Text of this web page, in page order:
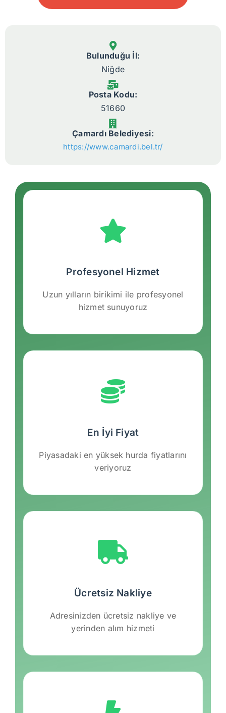
Bulunduğu İl:
Niğde
Posta Kodu:
51660
Çamardı Belediyesi:
https://www.camardi.bel.tr/
Profesyonel Hizmet
Uzun yılların birikimi ile profesyonel
hizmet sunuyoruz
En İyi Fiyat
Piyasadaki en yüksek hurda fiyatlarını
veriyoruz
Ücretsiz Nakliye
Adresinizden ücretsiz nakliye ve
yerinden alım hizmeti